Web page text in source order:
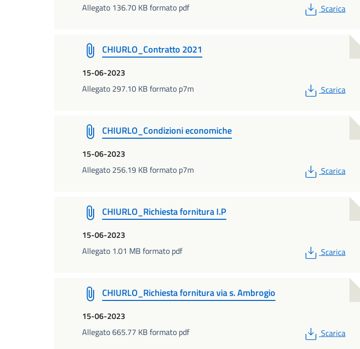
Allegato 136.70 KB formato pdf
PDF
Scarica
CHIURLO_Contratto 2021
15-06-2023
Allegato 297.10 KB formato p7m
PDF
Scarica
CHIURLO_Condizioni economiche
15-06-2023
Allegato 256.19 KB formato p7m
PDF
Scarica
CHIURLO_Richiesta fornitura I.P
15-06-2023
Allegato 1.01 MB formato pdf
PDF
Scarica
CHIURLO_Richiesta fornitura via s. Ambrogio
15-06-2023
Allegato 665.77 KB formato pdf
PDF
Scarica